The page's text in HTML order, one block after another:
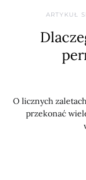
ARTYKUŁ
O licznych
przekonać